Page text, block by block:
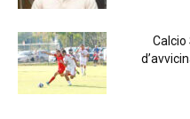
Calcio